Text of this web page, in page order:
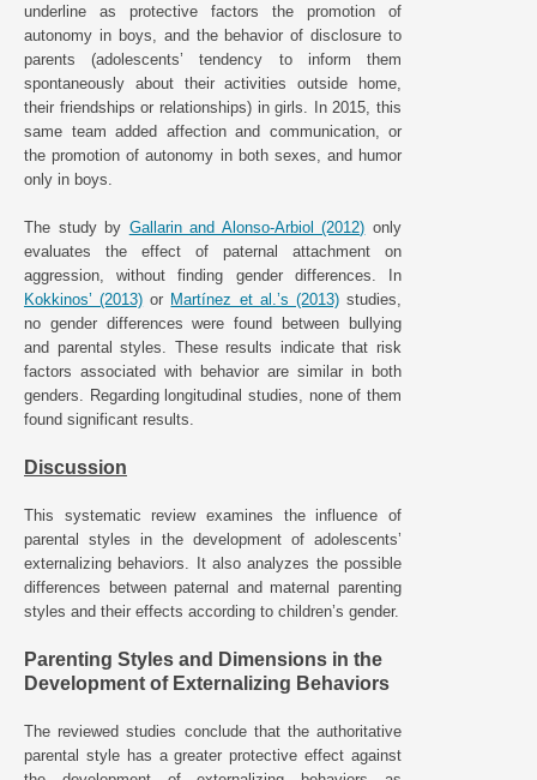
underline as protective factors the promotion of
autonomy in boys, and the behavior of disclosure to
parents (adolescents’ tendency to inform them
spontaneously about their activities outside home,
their friendships or relationships) in girls. In 2015, this
same team added affection and communication, or
the promotion of autonomy in both sexes, and humor
only in boys.
The study by Gallarin and Alonso-Arbiol (2012) only
evaluates the effect of paternal attachment on
aggression, without finding gender differences. In
Kokkinos’ (2013) or Martínez et al.’s (2013)studies,
no gender differences were found between bullying
and parental styles. These results indicate that risk
factors associated with behavior are similar in both
genders. Regarding longitudinal studies, none of them
found significant results.
Discussion
This systematic review examines the influence of
parental styles in the development of adolescents’
externalizing behaviors. It also analyzes the possible
differences between paternal and maternal parenting
styles and their effects according to children’s gender.
Parenting Styles and Dimensions in the
Development of Externalizing Behaviors
The reviewed studies conclude that the authoritative
parental style has a greater protective effect against